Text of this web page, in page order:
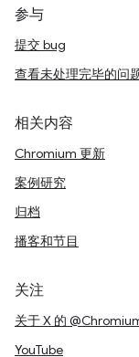
参与
提交 bug
查看未处理完毕的问
相关内容
Chromium 更新
案例研究
归档
播客和节目
关注
关于 X 的
YouTube